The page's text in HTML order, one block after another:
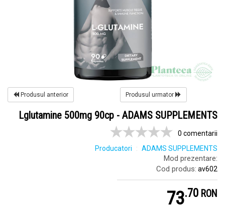
Produsul anterior Produsul urmator
Lglutamine 500mg 90cp - ADAMS SUPPLEMENTS
0 comentarii
Producatori
ADAMS SUPPLEMENTS
Mod prezentare:
Cod produs: av602
73.7 RON